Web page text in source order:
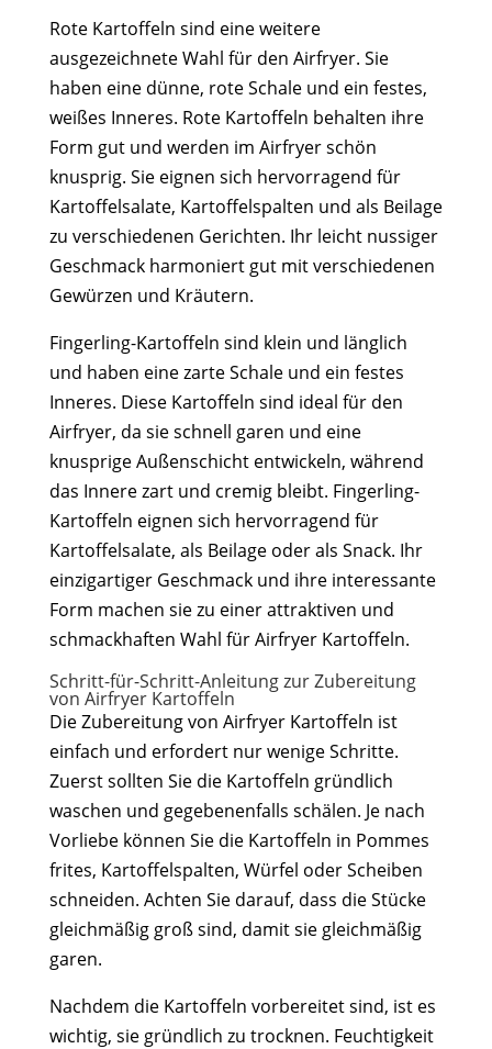
Rote Kartoffeln sind eine weitere
ausgezeichnete Wahl für den Airfryer. Sie
haben eine dünne, rote Schale und ein festes,
weißes Inneres. Rote Kartoffeln behalten ihre
Form gut und werden im Airfryer schön
knusprig. Sie eignen sich hervorragend für
Kartoffelsalate, Kartoffelspalten und als Beilage
zu verschiedenen Gerichten. Ihr leicht nussiger
Geschmack harmoniert gut mit verschiedenen
Gewürzen und Kräutern.
Fingerling-Kartoffeln sind klein und länglich
und haben eine zarte Schale und ein festes
Inneres. Diese Kartoffeln sind ideal für den
Airfryer, da sie schnell garen und eine
knusprige Außenschicht entwickeln, während
das Innere zart und cremig bleibt. Fingerling-
Kartoffeln eignen sich hervorragend für
Kartoffelsalate, als Beilage oder als Snack. Ihr
einzigartiger Geschmack und ihre interessante
Form machen sie zu einer attraktiven und
schmackhaften Wahl für Airfryer Kartoffeln.
Schritt-für-Schritt-Anleitung zur Zubereitung
von Airfryer Kartoffeln
Die Zubereitung von Airfryer Kartoffeln ist
einfach und erfordert nur wenige Schritte.
Zuerst sollten Sie die Kartoffeln gründlich
waschen und gegebenenfalls schälen. Je nach
Vorliebe können Sie die Kartoffeln in Pommes
frites, Kartoffelspalten, Würfel oder Scheiben
schneiden. Achten Sie darauf, dass die Stücke
gleichmäßig groß sind, damit sie gleichmäßig
garen.
Nachdem die Kartoffeln vorbereitet sind, ist es
wichtig, sie gründlich zu trocknen. Feuchtigkeit